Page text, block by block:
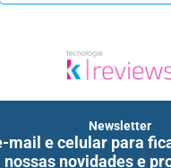
Newsletter
mail e celular para
nossas novidades e